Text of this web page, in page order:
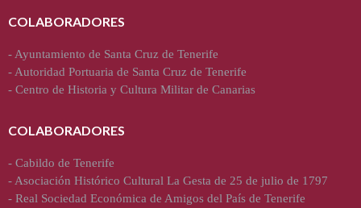
COLABORADORES
- Ayuntamiento de Santa Cruz de Tenerife
- Autoridad Portuaria de Santa Cruz de Tenerife
- Centro de Historia y Cultura Militar de Canarias
COLABORADORES
- Cabildo de Tenerife
- Asociación Histórico Cultural La Gesta de 25 de julio de 1797
- Real Sociedad Económica de Amigos del País de Tenerife